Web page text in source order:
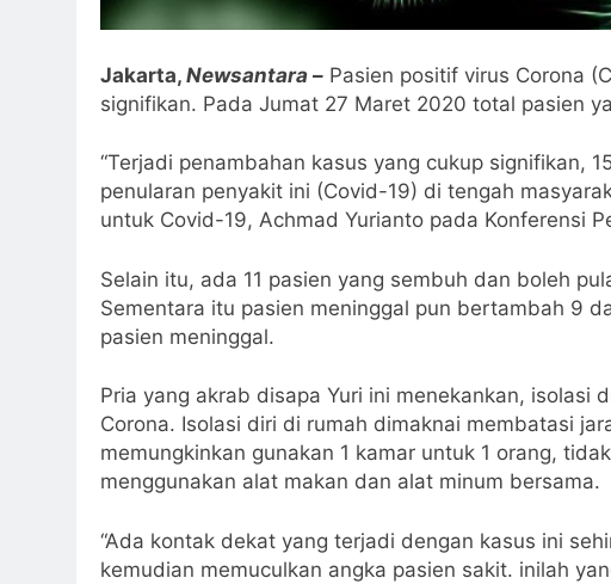
Jakarta, Newsantara – Pasien positif virus Corona
signifikan. Pada Jumat 27 Maret 2020 total pasien
“Terjadi penambahan kasus yang cukup signifikan,
penularan penyakit ini (Covid-19) di tengah
untuk Covid-19, Achmad Yurianto pada Konferensi
Selain itu, ada 11 pasien yang sembuh dan boleh
Sementara itu pasien meninggal pun bertambah 9
pasien meninggal.
Pria yang akrab disapa Yuri ini menekankan, isolasi
Corona. Isolasi diri di rumah dimaknai membatasi
memungkinkan gunakan 1 kamar untuk 1 orang,
menggunakan alat makan dan alat minum bersama.
“Ada kontak dekat yang terjadi dengan kasus ini
kemudian memuculkan angka pasien sakit. inilah